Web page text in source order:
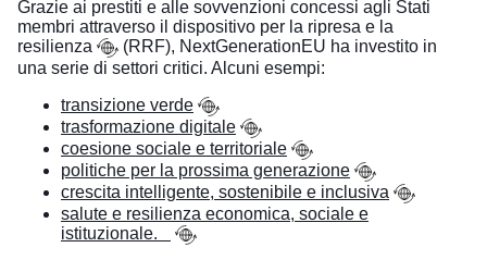
Grazie ai prestiti e alle sovvenzioni concessi agli Stati
membri attraverso il dispositivo per la ripresa e la
resilienza
(RRF), NextGenerationEU ha investito in
una serie di settori critici. Alcuni esempi:
transizione verde
trasformazione digitale
coesione sociale e territoriale
politiche per la prossima generazione
crescita intelligente, sostenibile e inclusiva
salute e resilienza economica, sociale e
istituzionale.